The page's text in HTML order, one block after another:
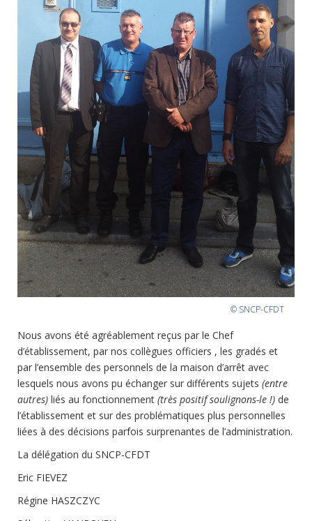
© SNCP-CFDT
Nous avons été agréablement reçus par le Chef
d’établissement, par nos collègues officiers , les gradés et
par l’ensemble des personnels de la maison d’arrêt avec
lesquels nous avons pu échanger sur différents sujets (entre
autres) liés au fonctionnement (très positif soulignons-le !) de
l’établissement et sur des problématiques plus personnelles
liées à des décisions parfois surprenantes de l’administration.
La délégation du SNCP-CFDT
Eric FIEVEZ
Régine HASZCZYC